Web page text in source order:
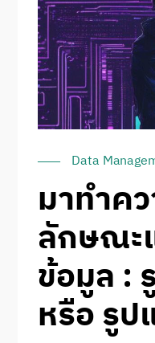
Data
มาทำคว
ลักษณะ
ข้อมูล :
หรือ รูป